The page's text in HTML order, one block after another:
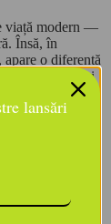
viață modern —
Însă, în
o diferență
dintre cele mai
lansări